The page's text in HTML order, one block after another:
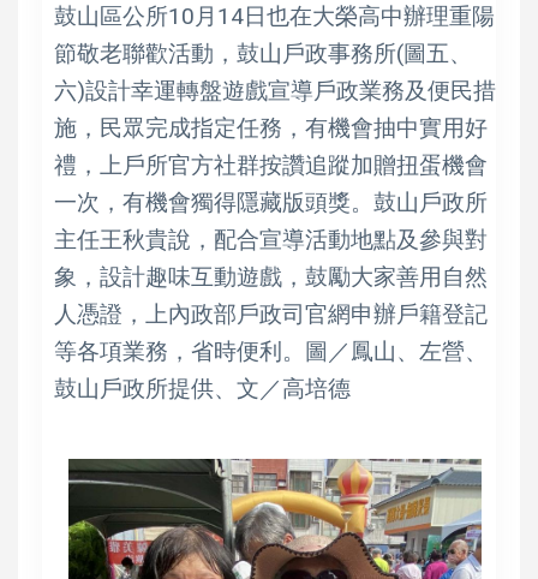
鼓山區公所10月14日也在大榮高中辦理重陽
節敬老聯歡活動，鼓山戶政事務所(圖五、
六)設計幸運轉盤遊戲宣導戶政業務及便民措
施，民眾完成指定任務，有機會抽中實用好
禮，上戶所官方社群按讚追蹤加贈扭蛋機會
一次，有機會獨得隱藏版頭獎。鼓山戶政所
主任王秋貴說，配合宣導活動地點及參與對
象，設計趣味互動遊戲，鼓勵大家善用自然
人憑證，上內政部戶政司官網申辦戶籍登記
等各項業務，省時便利。圖／鳳山、左營、
鼓山戶政所提供、文／高培德